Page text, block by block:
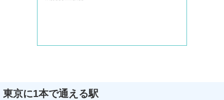
東京に1本で通える駅